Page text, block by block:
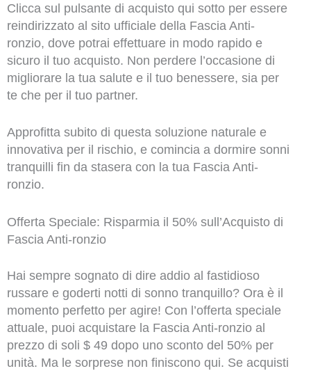
Clicca sul pulsante di acquisto qui sotto per essere
reindirizzato al sito ufficiale della Fascia Anti-
ronzio, dove potrai effettuare in modo rapido e
sicuro il tuo acquisto. Non perdere l’occasione di
migliorare la tua salute e il tuo benessere, sia per
te che per il tuo partner.
Approfitta subito di questa soluzione naturale e
innovativa per il rischio, e comincia a dormire sonni
tranquilli fin da stasera con la tua Fascia Anti-
ronzio.
Offerta Speciale: Risparmia il 50% sull’Acquisto di
Fascia Anti-ronzio
Hai sempre sognato di dire addio al fastidioso
russare e goderti notti di sonno tranquillo? Ora è il
momento perfetto per agire! Con l’offerta speciale
attuale, puoi acquistare la Fascia Anti-ronzio al
prezzo di soli $ 49 dopo uno sconto del 50% per
unità. Ma le sorprese non finiscono qui. Se acquisti